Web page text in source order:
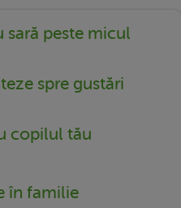
sară peste micul
spre gustări
copilul tău
în familie